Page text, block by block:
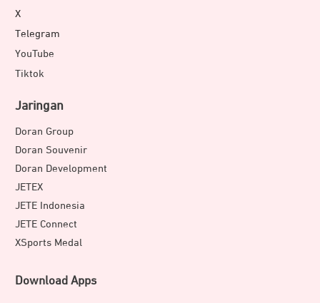
X
Telegram
YouTube
Tiktok
Jaringan
Doran Group
Doran Souvenir
Doran Development
JETEX
JETE Indonesia
JETE Connect
XSports Medal
Download Apps